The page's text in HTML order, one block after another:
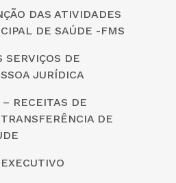
DAS ATIVIDADES
DE SAÚDE -FMS
SERVIÇOS DE
JURÍDICA
– RECEITAS DE
DE